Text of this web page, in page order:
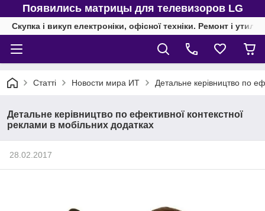
Появились матрицы для телевизоров LG
Скупка і викуп електроніки, офісної техніки. Ремонт і
Статті Новости мира ИТ Детальне керівництво по
Детальне керівництво по ефективної контекстної
реклами в мобільних додатках
28.02.2017